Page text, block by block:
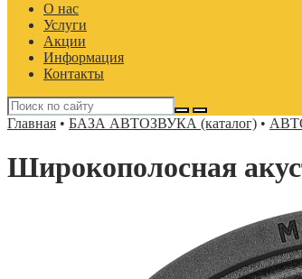
О нас
Услуги
Акции
Информация
Контакты
Главная • БАЗА АВТОЗВУКА (каталог) •
Широкополосная